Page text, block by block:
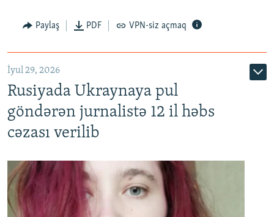
Paylaş PDF VPN-siz açmaq
İyul 29, 2026
Rusiyada Ukraynaya pul
göndərən jurnalistə 12 il həbs
cəzası verilib